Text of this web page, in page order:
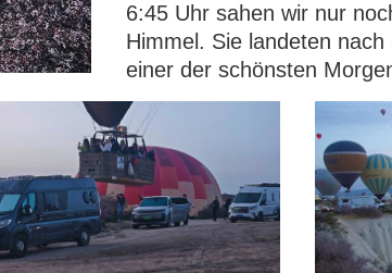
6:45 Uhr sahen wir nur
Himmel. Sie landeten
einer der schönsten